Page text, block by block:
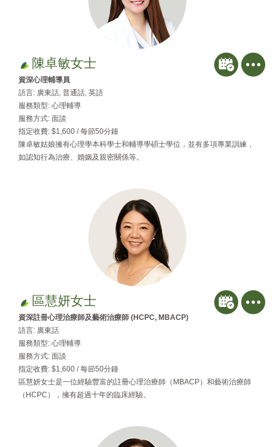
陳卓敏女士
資深心理輔導員
語言: 廣東話, 普通話, 英語
服務類型: 心理輔導
服務方式: 面談
指定收費: $1,600 / 每節50分鐘
陳卓敏姑娘擁有心理學本科學士和輔導學碩士學位，並有多項專業訓練，
如認知行為治療、婚姻及親密關係等。
區慧妍女士
資深註冊心理治療師及藝術治療師 (HCPC, MBACP)
語言: 廣東話
服務類型: 心理輔導
服務方式: 面談
指定收費: $1,600 / 每節50分鐘
區慧妍女士是一位經驗豐富的註冊心理治療師（MBACP）和藝術治療師
（HCPC），擁有超過十年的臨床經驗。